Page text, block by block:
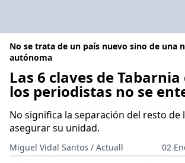
No se trata de un país nuevo sino de una
autónoma
Las 6 claves de
los periodistas no se
No significa la separación del resto de
asegurar su unidad.
Miguel Vidal Santos / Actuall
02